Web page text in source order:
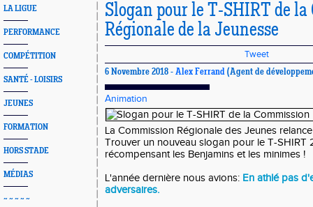
LA LIGUE
PERFORMANCE
COMPÉTITION
SANTÉ - LOISIRS
JEUNES
FORMATION
HORS STADE
MÉDIAS
~ ~ ~ ~ ~
Slogan pour le T-SHIRT de
Régionale de la Jeunesse
Tweet
6 Novembre 2018 - Alex Ferrand (Agent de
Animation
La Commission Régionale des Jeunes
Trouver un nouveau slogan pour le T-SHIRT
récompensant les Benjamins et les minimes !
L'année dernière nous avions: En athlé pas
adversaires.